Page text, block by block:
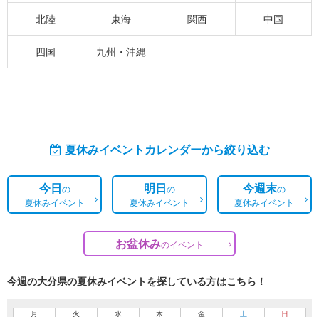
北陸 東海 関西 中国
四国 九州・沖縄
夏休みイベントカレンダーから絞り込む
今日の
夏休みイベント
明日の
夏休みイベント
今週末の
夏休みイベント
お盆休みのイベント
今週の大分県の夏休みイベントを探している方はこちら！
月 火 水 木 金 土 日